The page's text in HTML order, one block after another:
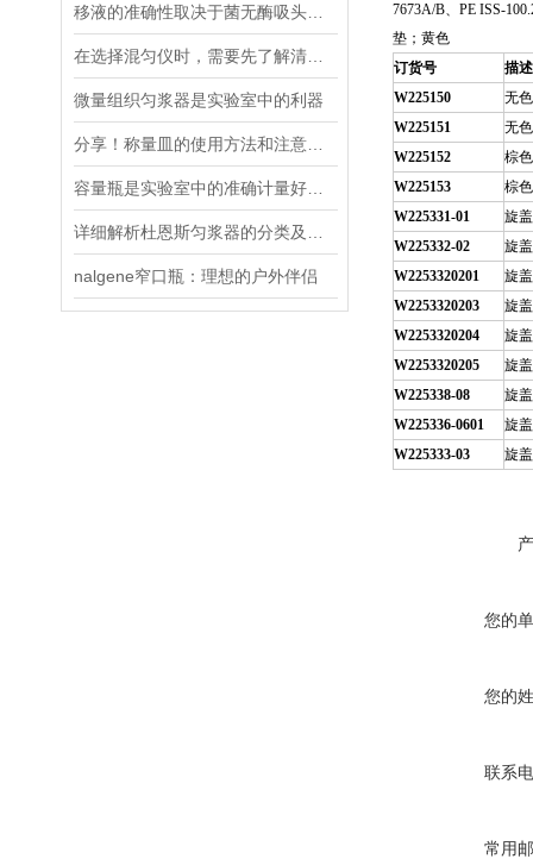
微量组织匀浆器是实验室中的利器
nalgene窄口瓶：理想的户外伴侣
7673A/B、 PE ISS-
垫；黄色
订货号
描述
W225150
无
W225151
无
W225152
棕
W225153
棕
W225331-01
旋盖
W225332-02
旋盖
W2253320201
旋盖
W2253320203
旋盖
W2253320204
旋盖
W2253320205
旋盖
W225338-08
旋盖
W225336-0601
旋盖
W225333-03
旋盖
您的
您的
联系
常用